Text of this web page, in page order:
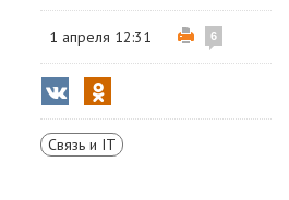
1 апреля 12:31 6
Связь и IT